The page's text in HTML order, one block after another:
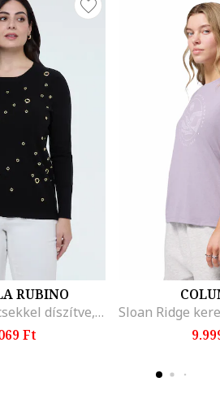
RUBINO
Pulóver szegecsekkel díszítve, Fekete
Ft